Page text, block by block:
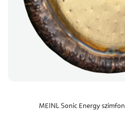
MEINL Sonic Energy